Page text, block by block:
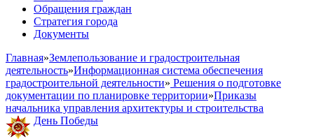
Обращения граждан
Стратегия города
Документы
Главная»Землепользование и градостроительная
деятельность»Информационная система обеспечения
градостроительной деятельности» Решения о подготовке
документации по планировке территории»Приказы
начальника управления архитектуры и строительства
День Победы